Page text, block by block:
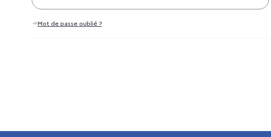
Mot de passe oublié ?